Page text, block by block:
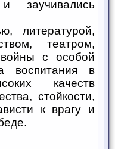
заучивались
литературой,
театром,
с особой
воспитания в
качеств
стойкости,
к врагу и